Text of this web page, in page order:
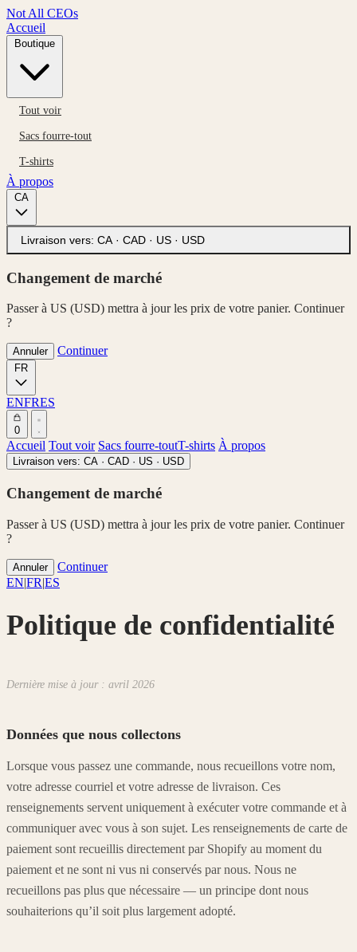
Not All CEOs
Accueil
Tout voir
Sacs fourre-tout
T-shirts
À propos
Livraison vers: CA · CAD · US · USD
Changement de marché
Passer à US (USD) mettra à jour les prix de votre panier. Continuer
?
Annuler Continuer
ENFRES
0
Accueil Tout voir Sacs fourre-toutT-shirts À propos
Livraison vers: CA · CAD · US · USD
Changement de marché
Passer à US (USD) mettra à jour les prix de votre panier. Continuer
?
Annuler
Continuer
EN|FR|ES
Politique de confidentialité
Dernière mise à jour : avril 2026
Données que nous collectons
Lorsque vous passez une commande, nous recueillons votre nom,
votre adresse courriel et votre adresse de livraison. Ces
renseignements servent uniquement à exécuter votre commande et à
communiquer avec vous à son sujet. Les renseignements de carte de
paiement sont recueillis directement par Shopify au moment du
paiement et ne sont ni vus ni conservés par nous. Nous ne
recueillons pas plus que nécessaire — un principe dont nous
souhaiterions qu’il soit plus largement adopté.